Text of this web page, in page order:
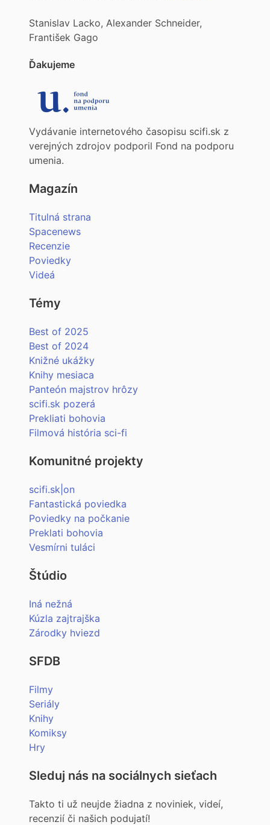
Stanislav Lacko, Alexander Schneider,
František Gago
Ďakujeme
Vydávanie internetového časopisu scifi.sk z
verejných zdrojov podporil Fond na podporu
umenia.
Magazín
Titulná strana
Spacenews
Recenzie
Poviedky
Videá
Témy
Best of 2025
Best of 2024
Knižné ukážky
Knihy mesiaca
Panteón majstrov hrôzy
scifi.sk pozerá
Prekliati bohovia
Filmová história sci-fi
Komunitné projekty
scifi.sk|on
Fantastická poviedka
Poviedky na počkanie
Preklati bohovia
Vesmírni tuláci
Štúdio
Iná nežná
Kúzla zajtrajška
Zárodky hviezd
SFDB
Filmy
Seriály
Knihy
Komiksy
Hry
Sleduj nás na sociálnych sieťach
Takto ti už neujde žiadna z noviniek, videí,
recenzií či našich podujatí!